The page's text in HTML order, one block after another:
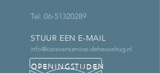
Tel: 06-51320289
STUUR EEN E-MAIL
info@caravanservice-deheuvelrug.nl
OPENINGSTIJDEN